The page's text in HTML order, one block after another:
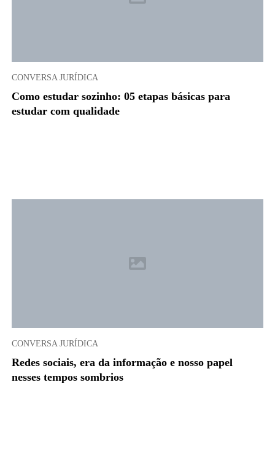
CONVERSA JURÍDICA
Como estudar sozinho: 05 etapas básicas para
estudar com qualidade
CONVERSA JURÍDICA
Redes sociais, era da informação e nosso papel
nesses tempos sombrios